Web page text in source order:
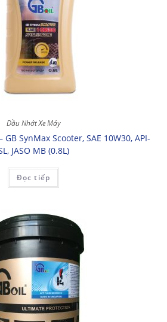
Dầu Nhớt Xe Máy
SynMax Scooter, SAE 10W30, API-
JASO MB (0.8L)
Đọc tiếp